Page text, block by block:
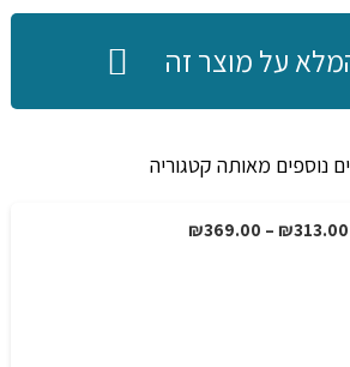
על מוצר זה
נוספים מאותה קטגוריה
₪313.00
–
₪369.00